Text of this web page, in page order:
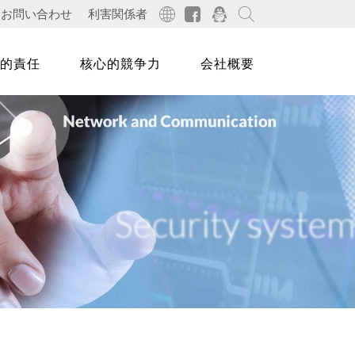
お問い合わせ 利害関係者
責任 核心的競争力 会社概要